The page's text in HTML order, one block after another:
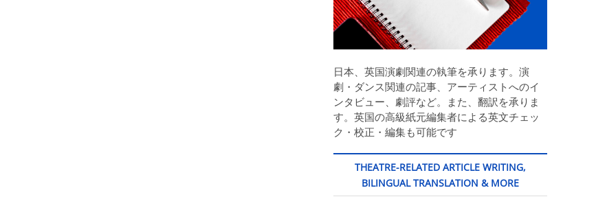
日本、英国演劇関連の執筆を承ります。演
劇・ダンス関連の記事、アーティストへのイ
ンタビュー、劇評など。また、翻訳を承りま
す。英国の高級紙元編集者による英文チェッ
ク・校正・編集も可能です
THEATRE-RELATED ARTICLE WRITING,
BILINGUAL TRANSLATION & MORE